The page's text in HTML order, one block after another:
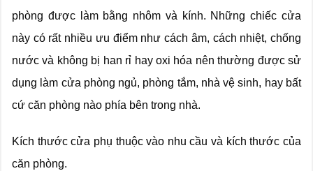
phòng được làm bằng nhôm và kính. Những chiếc cửa
này có rất nhiều ưu điểm như cách âm, cách nhiệt, chống
nước và không bị han rỉ hay oxi hóa nên thường được sử
dụng làm cửa phòng ngủ, phòng tắm, nhà vệ sinh, hay bất
cứ căn phòng nào phía bên trong nhà.
Kích thước cửa phụ thuộc vào nhu cầu và kích thước của
căn phòng.